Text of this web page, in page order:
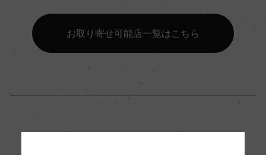
有機JAS認証
お取り寄せ可能店一覧はこちら